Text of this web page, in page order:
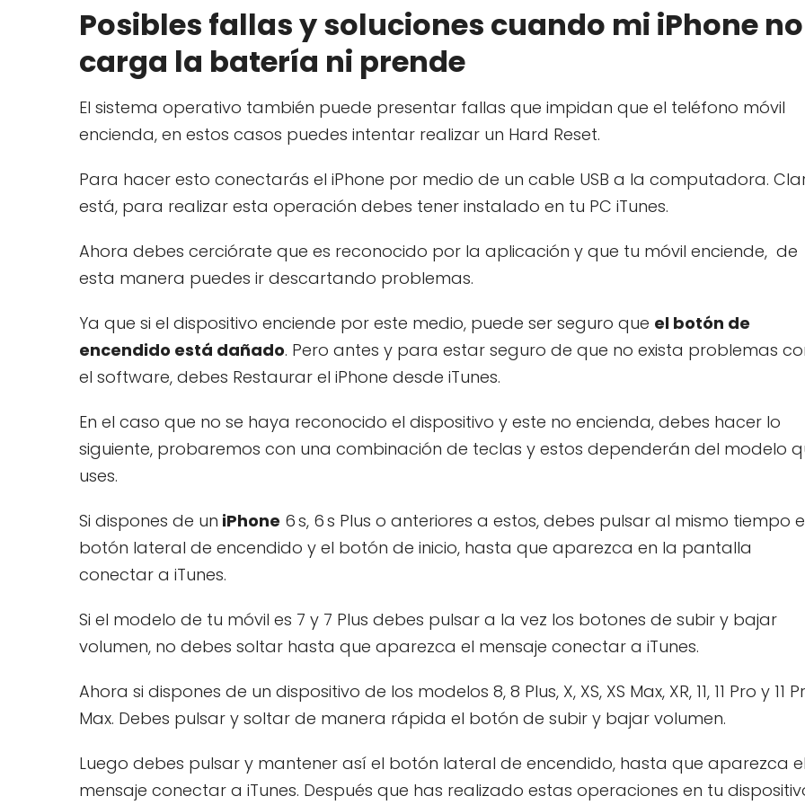
Posibles fallas y soluciones cuando mi iPhone no
carga la batería ni prende
El sistema operativo también puede presentar fallas que impidan que el teléfono móvil
encienda, en estos casos puedes intentar realizar un Hard Reset.
Para hacer esto conectarás el iPhone por medio de un cable USB a la computadora.
está, para realizar esta operación debes tener instalado en tu PC iTunes.
Ahora debes cerciórate que es reconocido por la aplicación y que tu móvil enciende, de
esta manera puedes ir descartando problemas.
Ya que si el dispositivo enciende por este medio, puede ser seguro que el botón de
encendido está dañado. Pero antes y para estar seguro de que no exista problemas
el software, debes Restaurar el iPhone desde iTunes.
En el caso que no se haya reconocido el dispositivo y este no encienda, debes hacer lo
siguiente, probaremos con una combinación de teclas y estos dependerán del modelo
uses.
Si dispones de un iPhone 6 s, 6 s Plus o anteriores a estos, debes pulsar al mismo tiempo
botón lateral de encendido y el botón de inicio, hasta que aparezca en la pantalla
conectar a iTunes.
Si el modelo de tu móvil es 7 y 7 Plus debes pulsar a la vez los botones de subir y bajar
volumen, no debes soltar hasta que aparezca el mensaje conectar a iTunes.
Ahora si dispones de un dispositivo de los modelos 8, 8 Plus, X, XS, XS Max, XR, 11, 11 Pro y 11
Max. Debes pulsar y soltar de manera rápida el botón de subir y bajar volumen.
Luego debes pulsar y mantener así el botón lateral de encendido, hasta que aparezca
mensaje conectar a iTunes. Después que has realizado estas operaciones en tu